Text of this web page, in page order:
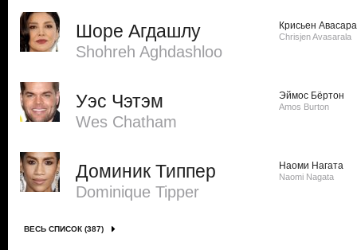
Шоре Агдашлу
Shohreh Aghdashloo
Крисьен
Chrisjen Avasarala
Уэс Чэтэм
Wes Chatham
Эймос Бёртон
Amos Burton
Доминик Типпер
Dominique Tipper
Наоми Нагата
Naomi Nagata
ВЕСЬ СПИСОК (387)